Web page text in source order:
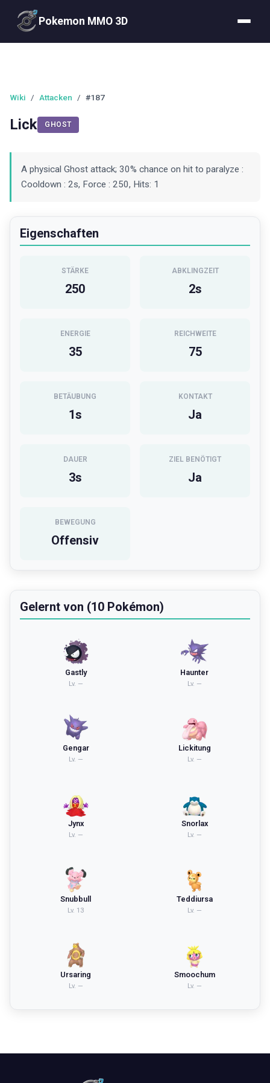
Pokemon MMO 3D
Wiki / Attacken / #187
Lick GHOST
A physical Ghost attack; 30% chance on hit to paralyze :
Cooldown : 2s, Force : 250, Hits: 1
Eigenschaften
STÄRKE
250
ABKLINGZEIT
2s
ENERGIE
35
REICHWEITE
75
BETÄUBUNG
1s
KONTAKT
Ja
DAUER
3s
ZIEL BENÖTIGT
Ja
BEWEGUNG
Offensiv
Gelernt von (10 Pokémon)
Gastly
Lv. —
Haunter
Lv. —
Gengar
Lv. —
Lickitung
Lv. —
Jynx
Lv. —
Snorlax
Lv. —
Snubbull
Lv. 13
Teddiursa
Lv. —
Ursaring
Lv. —
Smoochum
Lv. —